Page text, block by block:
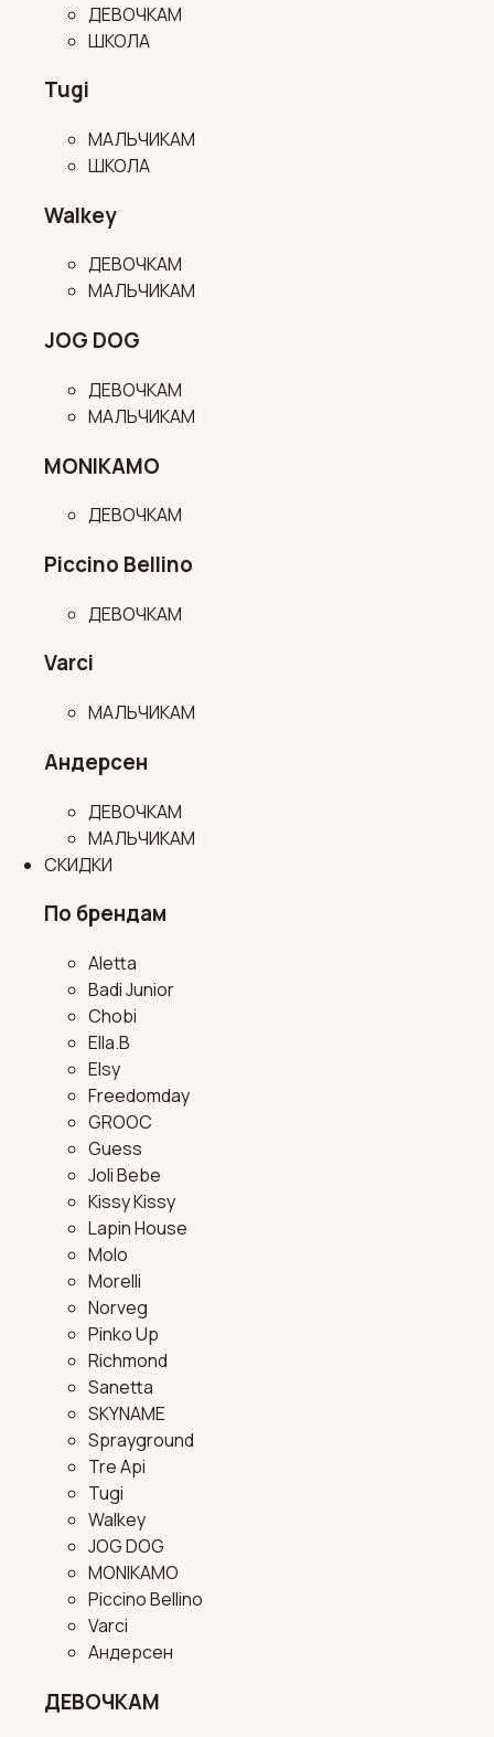
ДЕВОЧКАМ
ШКОЛА
Tugi
МАЛЬЧИКАМ
ШКОЛА
Walkey
ДЕВОЧКАМ
МАЛЬЧИКАМ
JOG DOG
ДЕВОЧКАМ
МАЛЬЧИКАМ
MONIKAMO
ДЕВОЧКАМ
Piccino Bellino
ДЕВОЧКАМ
Varci
МАЛЬЧИКАМ
Андерсен
ДЕВОЧКАМ
МАЛЬЧИКАМ
СКИДКИ
По брендам
Aletta
Badi Junior
Chobi
Ella.B
Elsy
Freedomday
GROOC
Guess
Joli Bebe
Kissy Kissy
Lapin House
Molo
Morelli
Norveg
Pinko Up
Richmond
Sanetta
SKYNAME
Sprayground
Tre Api
Tugi
Walkey
JOG DOG
MONIKAMO
Piccino Bellino
Varci
Андерсен
ДЕВОЧКАМ